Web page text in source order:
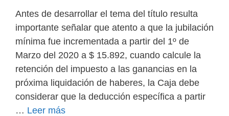
Antes de desarrollar el tema del título resulta
importante señalar que atento a que la jubilación
mínima fue incrementada a partir del 1º de
Marzo del 2020 a $ 15.892, cuando calcule la
retención del impuesto a las ganancias en la
próxima liquidación de haberes, la Caja debe
considerar que la deducción específica a partir
… Leer más